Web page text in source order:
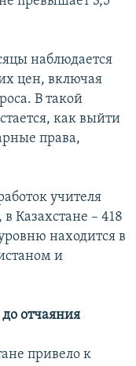
наблюдается
цен, включая
В такой
как выйти
права,
учителя
в Казахстане – 418
находится в
и
отчаяния
привело к